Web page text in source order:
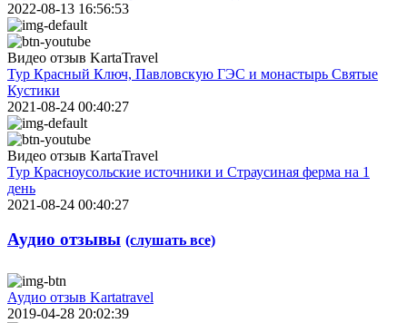
2022-08-13 16:56:53
Видео отзыв KartaTravel
Тур Красный Ключ, Павловскую ГЭС и монастырь Святые
Кустики
2021-08-24 00:40:27
Видео отзыв KartaTravel
Тур Красноусольские источники и Страусиная ферма на 1
день
2021-08-24 00:40:27
Аудио отзывы (слушать все)
Аудио отзыв Kartatravel
2019-04-28 20:02:39